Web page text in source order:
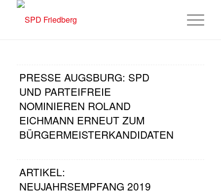
PRESSE AUGSBURG: SPD
UND PARTEIFREIE
NOMINIEREN ROLAND
EICHMANN ERNEUT ZUM
BÜRGERMEISTERKANDIDATEN
ARTIKEL:
NEUJAHRSEMPFANG 2019